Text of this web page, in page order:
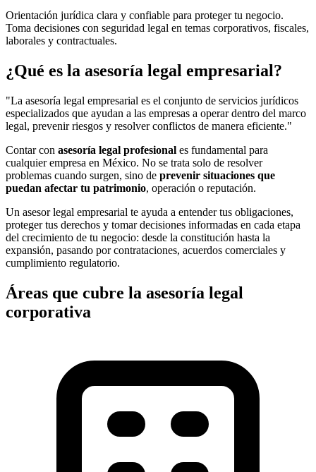
Orientación jurídica clara y confiable para proteger tu negocio.
Toma decisiones con seguridad legal en temas corporativos, fiscales,
laborales y contractuales.
¿Qué es la asesoría legal empresarial?
"La asesoría legal empresarial es el conjunto de servicios jurídicos
especializados que ayudan a las empresas a operar dentro del marco
legal, prevenir riesgos y resolver conflictos de manera eficiente."
Contar con asesoría legal profesional es fundamental para
cualquier empresa en México. No se trata solo de resolver
problemas cuando surgen, sino de prevenir situaciones que
puedan afectar tu patrimonio, operación o reputación.
Un asesor legal empresarial te ayuda a entender tus obligaciones,
proteger tus derechos y tomar decisiones informadas en cada etapa
del crecimiento de tu negocio: desde la constitución hasta la
expansión, pasando por contrataciones, acuerdos comerciales y
cumplimiento regulatorio.
Áreas que cubre la asesoría legal
corporativa